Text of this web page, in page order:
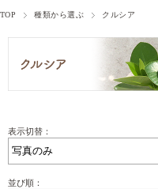
TOP 種類から選ぶ クルシア
表示切替：
並び順：